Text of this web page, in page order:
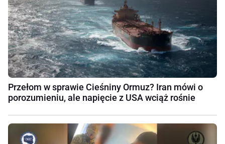
Przełom w sprawie Cieśniny Ormuz? Iran mówi o
porozumieniu, ale napięcie z USA wciąż rośnie